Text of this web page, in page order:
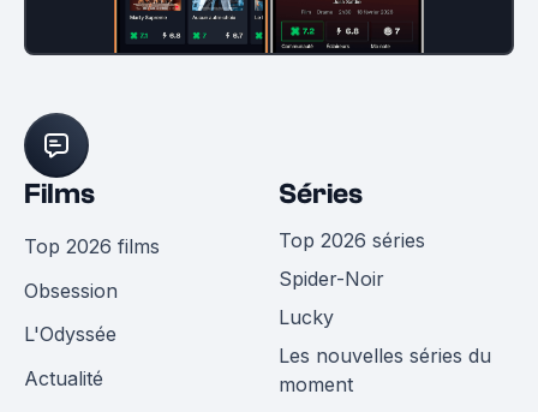
Films
Top 2026 films
Obsession
L'Odyssée
Actualité
Séries
Top 2026 séries
Spider-Noir
Lucky
Les nouvelles séries du
moment